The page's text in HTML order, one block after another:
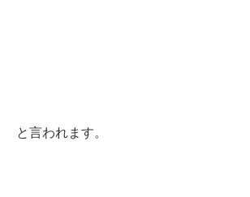
と言われます。